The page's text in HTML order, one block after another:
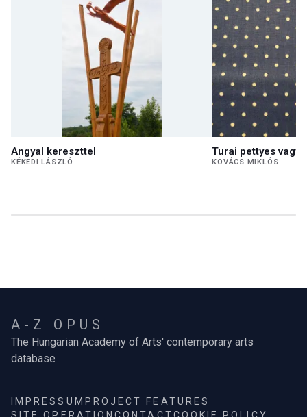
Angyal kereszttel
KÉKEDI LÁSZLÓ
Turai pettyes vagy
KOVÁCS MIKLÓS
A-Z OPUS
The Hungarian Academy of Arts' contemporary arts
database
IMPRESSUM PROJECT FEATURES